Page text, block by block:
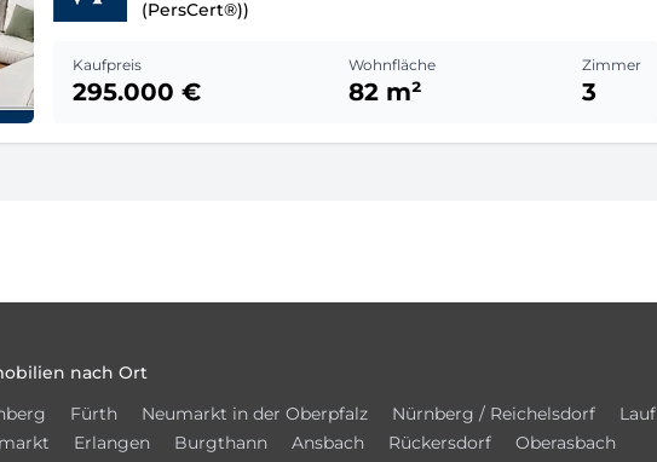
(PersCert®))
Kaufpreis
295.000 €
Wohnfläche
82 m²
Zimmer
3
nach Ort
Fürth Neumarkt in der Oberpfalz Nürnberg / Reichelsdorf
Lauf
Erlangen Burgthann Ansbach Rückersdorf
Oberasbach